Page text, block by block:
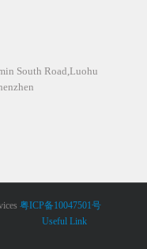
South Road,Luohu
粤ICP备10047501号
Useful Link